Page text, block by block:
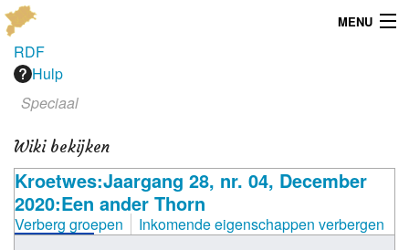
MENU
Menu
Publicaties
Dialect
Locaties
Kaarten
RDF
Hulp
Speciaal
Wiki bekijken
Kroetwes:Jaargang 28, nr. 04, December
2020:Een ander Thorn
Verberg groepen
Inkomende eigenschappen verbergen